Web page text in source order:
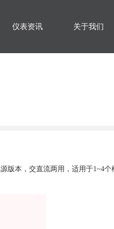
仪表资讯 关于我们
本，交直流两用，适用于1~4个